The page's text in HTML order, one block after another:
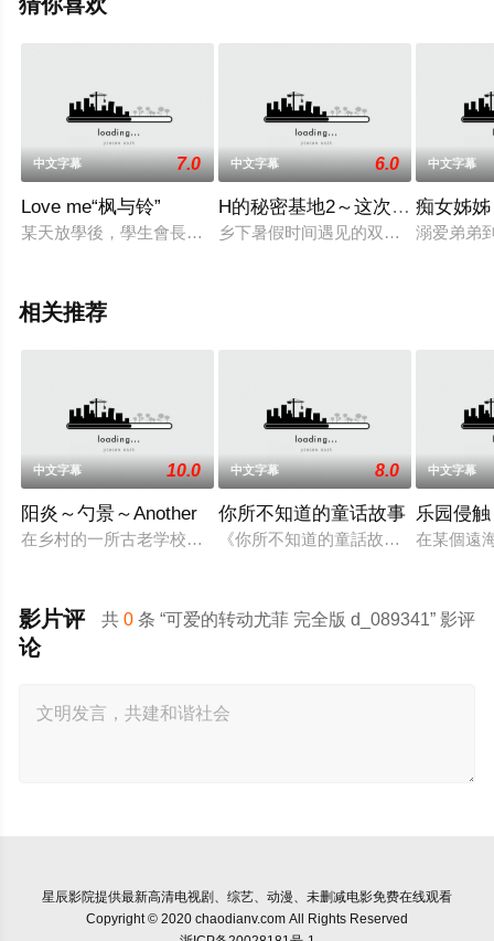
猜你喜欢
中文字幕 7.0
Love me“枫与铃”
某天放學後，學生會長楓與書記隼人，被楓的雙胞胎妹妹鈴叫
中文字幕 6.0
H的秘密基地2～这次是监禁～
乡下暑假时间遇见的双马尾妹子桃香
中文字幕
痴女姊
溺爱弟弟
相关推荐
中文字幕 10.0
阳炎～勺景～Another
在乡村的一所古老学校建筑中，雾岛枫被发现死亡。 她儿时的
中文字幕 8.0
你所不知道的童话故事
《你所不知道的童話故事》結合玩
中文字幕
乐园侵触
在某個遠
共0 条 “可爱的转动尤菲 完全版 d_089341” 影评
影片评
论
星辰影院提供最新高清电视剧、综艺、动漫、未删减电影免费在线观看
Copyright © 2020 chaodianv.com All Rights Reserved